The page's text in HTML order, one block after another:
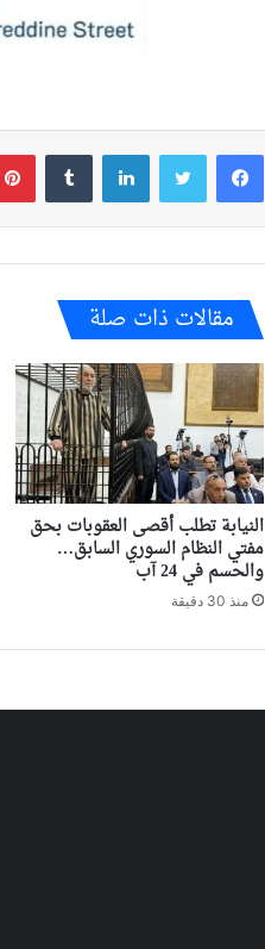
فيسبوك تويتر لينكدإن
مقالات ذات صلة
النيابة تطلب أقصى العقوبات بحق
مفتي النظام السوري السابق…
والحسم في 24 آب
منذ 30 دقيقة